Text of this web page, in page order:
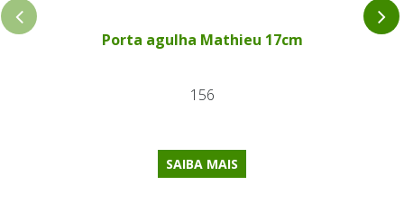
Porta agulha Mathieu 17cm
156
SAIBA MAIS